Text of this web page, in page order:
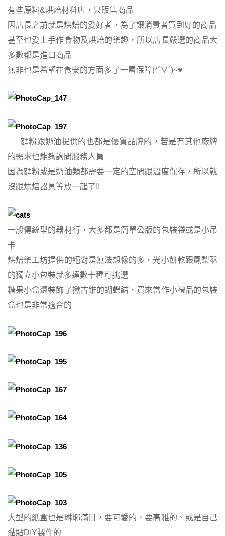
有些原料&烘焙材料店，只販售商品
因店長之前就是烘焙的愛好者，為了讓消費者買到好的商品
甚至也愛上手作食物及烘焙的樂趣，所以店長嚴選的商品大
多數都是進口商品
無非也是希望在食安的方面多了一層保障(*´∀`)~♥
麵粉跟奶油提供的也都是優質品牌的，若是有其他廠牌
的需求也能夠詢問服務人員
因為麵粉或是奶油類都需要一定的空間跟溫度保存，所以就
沒跟烘焙器具等放一起了!!
一般傳統型的器材行，大多都是簡單公版的包裝袋或是小吊
卡
烘焙樂工坊提供的絕對是無法想像的多，光小餅乾跟鳳梨酥
的獨立小包裝就多達數十種可挑選
糖果小盒還裝飾了揪古錐的蝴蝶結，買來當作小禮品的包裝
盒也是非常適合的
大型的紙盒也是琳瑯滿目，要可愛的、要高雅的、或是自己
黏貼DIY製作的